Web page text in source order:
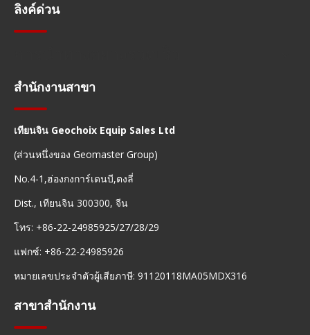
ลิงค์ด่วน
สำนักงานสาขา
เทียนจิน Geochoix Equip Sales Ltd
(ส่วนหนึ่งของ Geomaster Group)
No.4-1,ฮ่องกงการ์เดนบี,ตงลี่
Dist., เทียนจิน 300300, จีน
โทร: +86-22-24985925/27/28/29
แฟกซ์: +86-22-24985926
หมายเลขประจำตัวผู้เสียภาษี: 91120118MA05MDX316
สาขาสำนักงาน